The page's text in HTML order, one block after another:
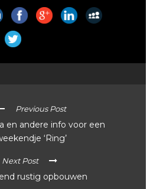
Previous Post
en andere info voor een
‘Ring’
Next Post
rustig opbouwen